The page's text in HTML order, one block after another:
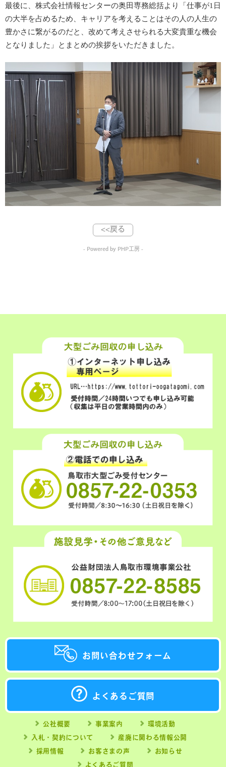
最後に、株式会社情報センターの奥田専務総括より 「仕事が1 日
の大半を占めるため、キャリアを考えることはその人の人生の
豊かさに繋がるのだと、改めて考えさせられる大変貴重な機会
となりました」とまとめの挨拶をいただきました。
<<戻る
- Powered by PHP工房 -
お問い合わせフォーム
よくあるご質問
公社概要 事業案内 環境活動
入札・契約について 産廃に関わる情報公開
採用情報 お客さまの声 お知らせ
よくあるご質問